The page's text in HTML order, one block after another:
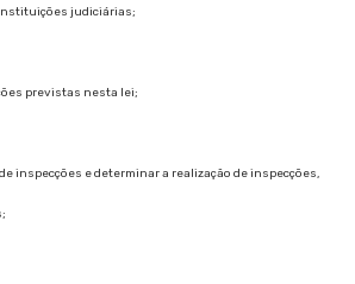
judiciárias;
previstas nesta lei;
inspecções e determinar a realização de inspecções,